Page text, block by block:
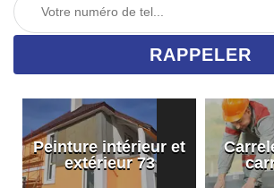
Peinture intérieur et
extérieur 73